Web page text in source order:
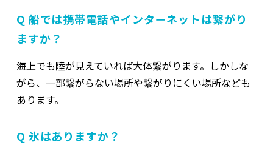
Q 船では携帯電話やインターネットは繋がり
ますか？
海上でも陸が見えていれば大体繋がります。しかしな
がら、一部繋がらない場所や繋がりにくい場所なども
あります。
Q 氷はありますか？